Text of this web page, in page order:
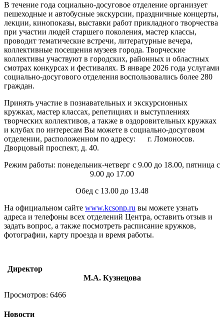
В течение года социально-досуговое отделение организует
пешеходные и автобусные экскурсии, праздничные концерты,
лекции, кинопоказы, выставки работ прикладного творчества
при участии людей старшего поколения, мастер классы,
проводит тематические встречи, литературные вечера,
коллективные посещения музеев города. Творческие
коллективы участвуют в городских, районных и областных
смотрах конкурсах и фестивалях. В январе 2026 года услугами
социально-досугового отделения воспользовались более 280
граждан.
Принять участие в познавательных и экскурсионных
кружках, мастер классах, репетициях и выступлениях
творческих коллективов, а также в оздоровительных кружках
и клубах по интересам Вы можете в социально-досуговом
отделении, расположенном по адресу: г. Ломоносов.
Дворцовый проспект, д. 40.
Режим работы: понедельник-четверг с 9.00 до 18.00, пятница с
9.00 до 17.00
Обед с 13.00 до 13.48
На официальном сайте www.kcsonp.ru вы можете узнать
адреса и телефоны всех отделений Центра, оставить отзыв и
задать вопрос, а также посмотреть расписание кружков,
фотографии, карту проезда и время работы.
Директор
М.А. Кузнецова
Просмотров: 6466
Новости